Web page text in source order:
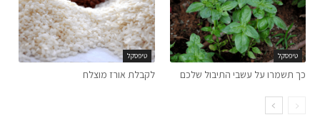
טיפסקל
כך תשמרו על עשבי התיבול שלכם
טיפסקל
לקבלת אורז מוצלח